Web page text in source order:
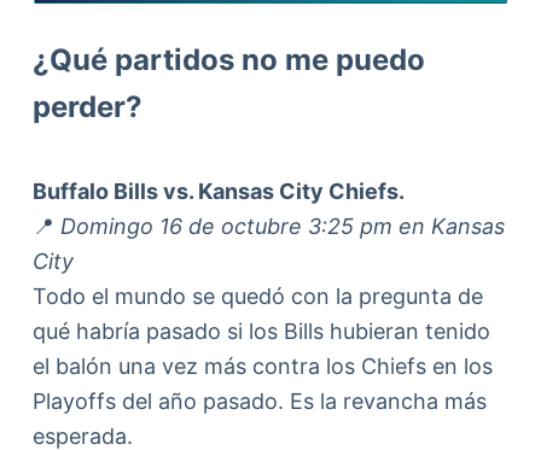
¿Qué partidos no me puedo
perder?
Buffalo Bills vs. Kansas City Chiefs.
📍 Domingo 16 de octubre 3:25 pm en Kansas
City
Todo el mundo se quedó con la pregunta de
qué habría pasado si los Bills hubieran tenido
el balón una vez más contra los Chiefs en los
Playoffs del año pasado. Es la revancha más
esperada.